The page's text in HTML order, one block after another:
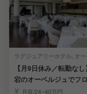
【月9日休み／転勤な
宕のオーベルジュでフ
タッフを募集
月収/24~40万円